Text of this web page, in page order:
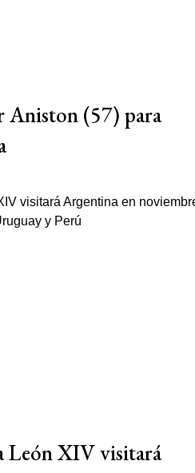
Aniston (57) para
León XIV visitará